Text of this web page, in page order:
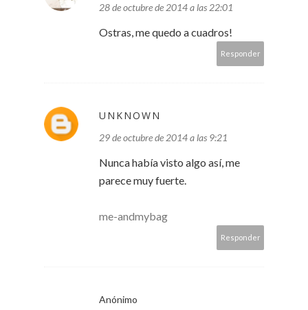
28 de octubre de 2014 a las 22:01
Ostras, me quedo a cuadros!
Responder
UNKNOWN
29 de octubre de 2014 a las 9:21
Nunca había visto algo así, me
parece muy fuerte.
me-andmybag
Responder
Anónimo